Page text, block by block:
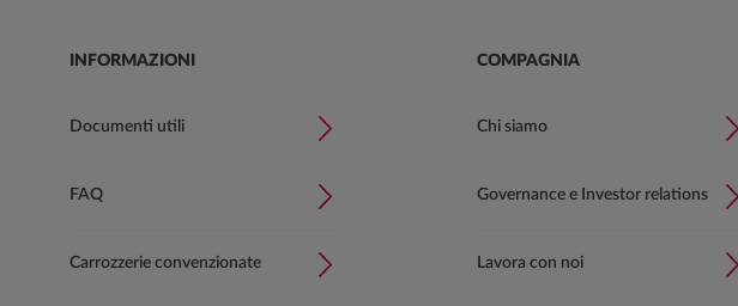
INFORMAZIONI
Documenti utili
FAQ
Carrozzerie convenzionate
COMPAGNIA
Chi siamo
Governance e Investor relations
Lavora con noi